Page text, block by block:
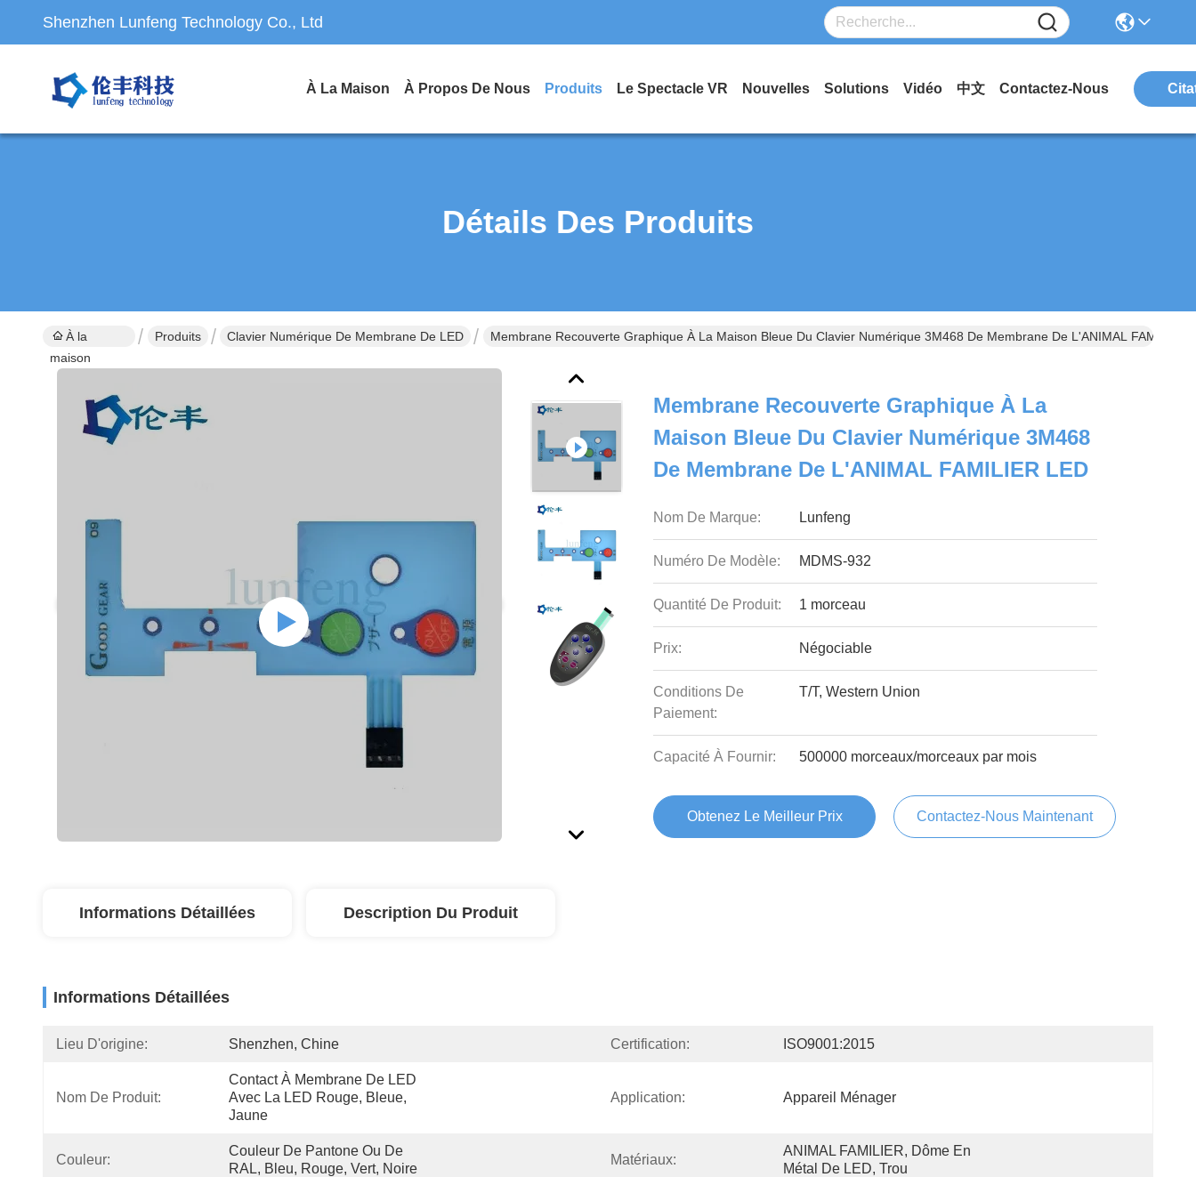
Shenzhen Lunfeng Technology Co., Ltd
À La Maison À Propos De Nous Produits Le Spectacle VR Nouvelles Solutions Vidéo 中文 Contactez-Nous
Détails Des Produits
À la
maison
Produits Clavier Numérique De Membrane De LED Membrane Recouverte Graphique À La Maison Bleue Du Clavier Numérique 3M468 De Membrane De L'ANIMAL FAMILIER
Membrane Recouverte Graphique À La
Maison Bleue Du Clavier Numérique 3M468
De Membrane De L'ANIMAL FAMILIER LED
Nom De Marque: Lunfeng
Numéro De Modèle: MDMS-932
Quantité De Produit: 1 morceau
Prix: Négociable
Conditions De
Paiement:
T/T, Western Union
Capacité À Fournir: 500000 morceaux/morceaux par mois
Obtenez Le Meilleur Prix Contactez-Nous Maintenant
Informations Détaillées Description Du Produit
Informations Détaillées
Lieu D'origine: Shenzhen, Chine Certification: ISO9001:2015
Nom De Produit:
Contact À Membrane De LED
Avec La LED Rouge, Bleue,
Jaune
Application: Appareil Ménager
Couleur:
Couleur De Pantone Ou De
RAL, Bleu, Rouge, Vert, Noire
Matériaux:
ANIMAL FAMILIER, Dôme En
Métal De LED, Trou